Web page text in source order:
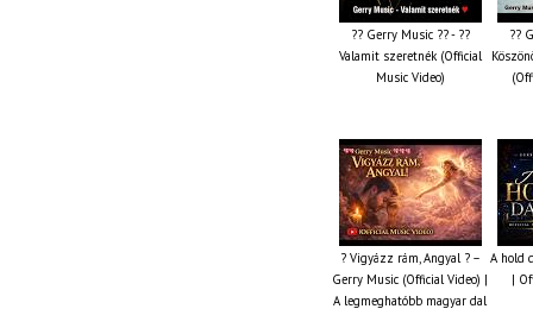
?? Gerry Music ?? - ??
Valamit szeretnék (Official
Music Video)
??
? Vigyázz rám, Angyal ? –
Gerry Music (Official Video) |
A legmeghatóbb magyar dal
A hold
|